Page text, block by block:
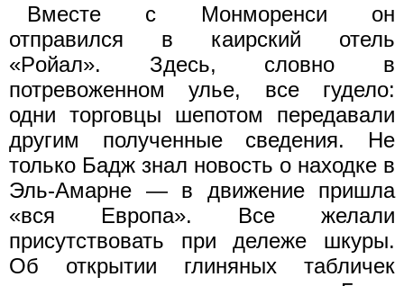
Вместе с Монморенси он
отправился в каирский отель
«Poйaл». Здесь, словно в
потревоженном улье, все гудело:
одни торговцы шепотом передавали
другим полученные сведения. Не
только Бадж знал новость о находке в
Эль-Амарне — в движение пришла
«вся Европа». Все желали
присутствовать при дележе шкуры.
Об открытии глиняных табличек